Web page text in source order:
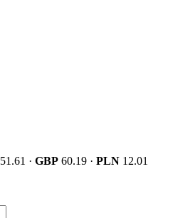
51.61 · GBP 60.19 · PLN 12.01